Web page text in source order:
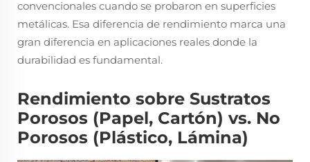
convencionales cuando se probaron en superficies
metálicas. Esa diferencia de rendimiento marca una
gran diferencia en aplicaciones reales donde la
durabilidad es fundamental.
Rendimiento sobre Sustratos
Porosos (Papel, Cartón) vs. No
Porosos (Plástico, Lámina)